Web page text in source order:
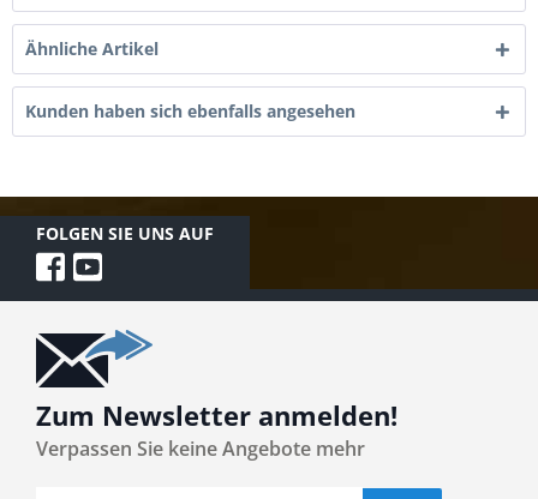
Ähnliche Artikel
Kunden haben sich ebenfalls angesehen
FOLGEN SIE UNS AUF
Zum Newsletter anmelden!
Verpassen Sie keine Angebote mehr